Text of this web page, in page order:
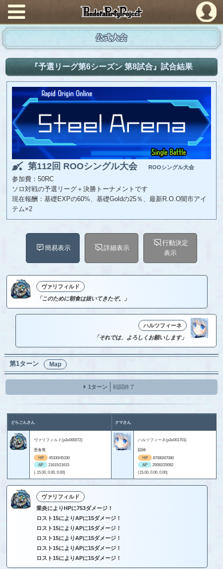
PandoraPartyProject
公式大会
『予選リーグ第6シーズン 第8試合』試合結果
第112回 ROOシングル大会 ROOシングル大会
参加費：50RC
ソロ対戦の予選リーグ＋決勝トーナメントです
現在報酬：基礎EXPの60%、基礎Goldの25％、最新R.O.O闇市アイ
テム×2
簡易表示 詳細表示
行動決定
表示
ヴァリフィルド
「このために朝食は抜いてきたぞ。」
ハルツフィーネ
「それでは、よろしくお願いします」
第1ターン Map
1ターン 戦闘終了
どらごんさん クマさん
ヴァリフィルド(p3x000072)
悪食竜
HP
45330/45330
AP
21615/21615
(-15.00, 0.00, 0.00)
ハルツフィーネ(p3x001701)
闘神
HP
87080/87080
AP
25092/25092
(15.00, 0.00, 0.00)
ヴァリフィルド
業炎によりHPに753ダメージ！
ロスト15によりAPに15ダメージ！
ロスト15によりAPに15ダメージ！
ロスト15によりAPに15ダメージ！
ロスト15によりAPに15ダメージ！
ロスト15によりAPに15ダメージ！